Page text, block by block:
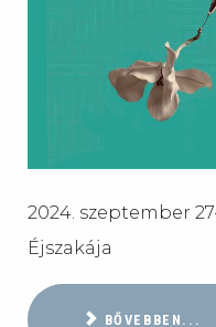
2024. szeptember
Éjszakája
BŐVEBBEN...